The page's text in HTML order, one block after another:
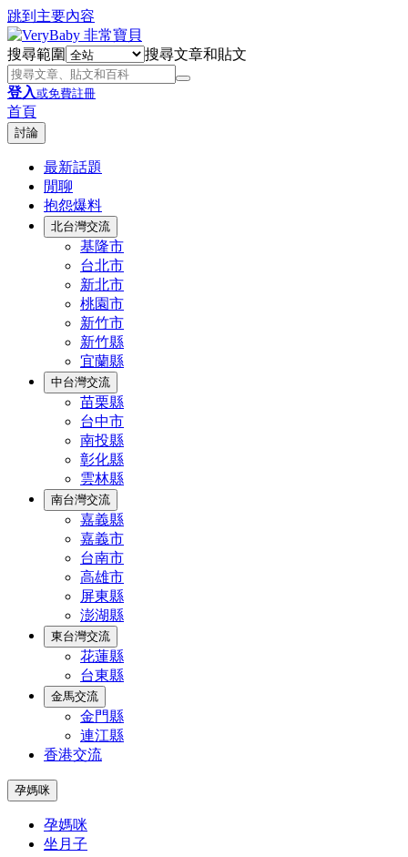
跳到主要內容
搜尋範圍 搜尋文章和貼文
登入或免費註冊
首頁
討論
最新話題
閒聊
抱怨爆料
北台灣交流
基隆市
台北市
新北市
桃園市
新竹市
新竹縣
宜蘭縣
中台灣交流
苗栗縣
台中市
南投縣
彰化縣
雲林縣
南台灣交流
嘉義縣
嘉義市
台南市
高雄市
屏東縣
澎湖縣
東台灣交流
花蓮縣
台東縣
金馬交流
金門縣
連江縣
香港交流
孕媽咪
孕媽咪
坐月子